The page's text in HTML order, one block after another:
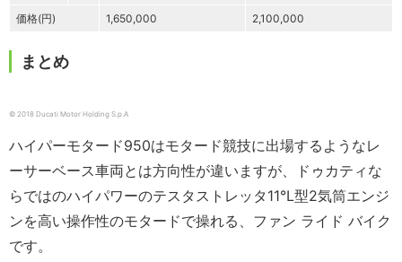
価格(円)
1,650,000 2,100,000
まとめ
© 2018 Ducati Motor Holding S.p.A
ハイパーモタード950はモタード競技に出場するようなレ
ーサーベース車両とは方向性が違いますが、ドゥカティな
らではのハイパワーのテスタストレッタ11°L型2気筒エンジ
ンを高い操作性のモタードで操れる、ファン ライド バイク
です。